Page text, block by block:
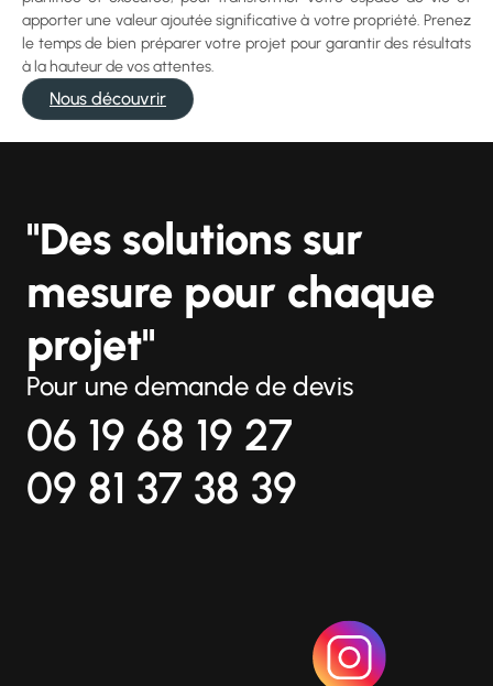
apporter une valeur ajoutée significative à votre propriété. Prenez
le temps de bien préparer votre projet pour garantir des résultats
à la hauteur de vos attentes.
Nous découvrir
"Des solutions sur
mesure pour chaque
projet"
Pour une demande de devis
06 19 68 19 27
09 81 37 38 39